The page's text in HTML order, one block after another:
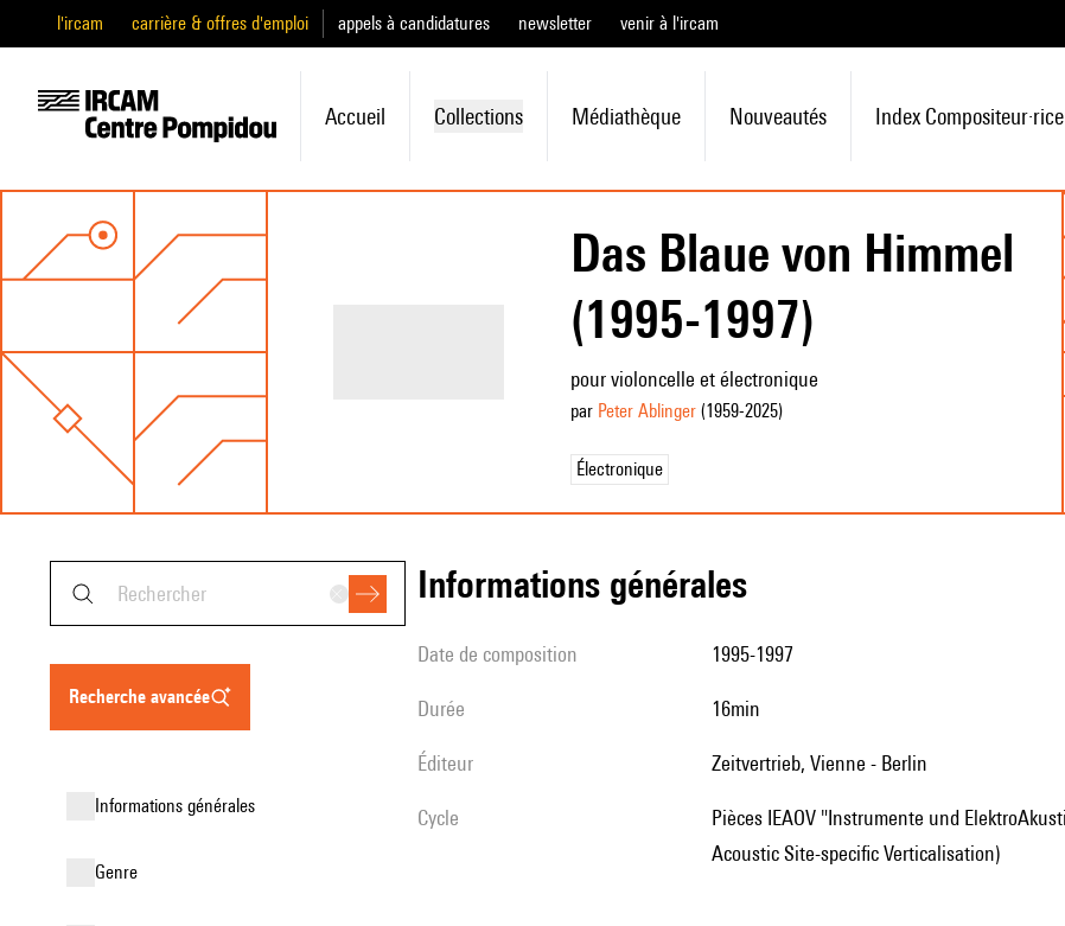
l'ircam carrière & offres d'emploi appels à candidatures newsletter venir à l'ircam
Accueil Collections Médiathèque Nouveautés Index Compositeur·rice
Das Blaue von Himmel
(1995-1997)
pour violoncelle et électronique
par Peter Ablinger(1959-2025)
Électronique
recherche avancée
informations générales
genre
informations générales
date de composition 1995-1997
durée 16min
éditeur Zeitvertrieb, Vienne - Berlin
Cycle
pièces IEAOV "Instrumente und ElektroAkustisch Ortsbezogene Verdichtung", (Instruments and Electro-
Acoustic Site-specific Verticalisation)